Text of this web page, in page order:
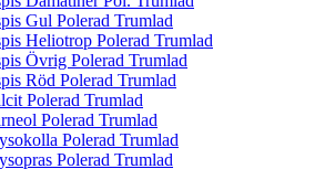
Gul Polerad Trumlad
Heliotrop Polerad Trumlad
Övrig Polerad Trumlad
Röd Polerad Trumlad
Polerad Trumlad
Polerad Trumlad
Polerad Trumlad
Polerad Trumlad